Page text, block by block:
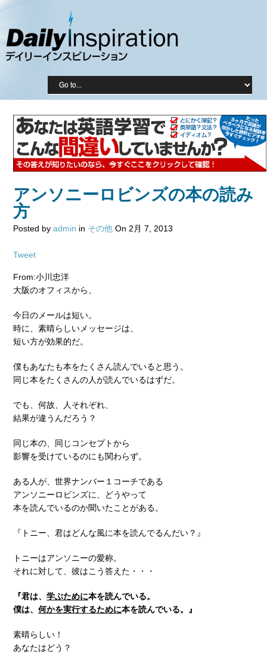
アンソニーロビンズの本の読み
方
Posted by admin in その他 On 2月 7, 2013
Tweet
From:小川忠洋
大阪のオフィスから、
今日のメールは短い。
時に、素晴らしいメッセージは、
短い方が効果的だ。
僕もあなたも本をたくさん読んでいると思う。
同じ本をたくさんの人が読んでいるはずだ。
でも、何故、人それぞれ、
結果が違うんだろう？
同じ本の、同じコンセプトから
影響を受けているのにも関わらず。
ある人が、世界ナンバー１コーチである
アンソニーロビンズに、どうやって
本を読んでいるのか聞いたことがある。
『トニー、君はどんな風に本を読んでるんだい？』
トニーはアンソニーの愛称。
それに対して、彼はこう答えた・・・
『君は、 学ぶために本を読んでいる。
僕は、 何かを実行するために本を読んでいる。』
素晴らしい！
あなたはどう？